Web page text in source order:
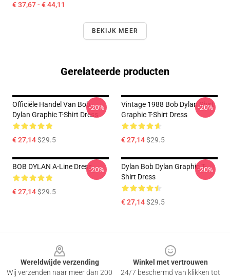
€ 37,67 - € 44,11
BEKIJK MEER
Gerelateerde producten
Officiële Handel Van Bob
Dylan Graphic T-Shirt Dress
€ 27,14$29.5
-20%
Vintage 1988 Bob Dylan Shirt
Graphic T-Shirt Dress
€ 27,14$29.5
-20%
BOB DYLAN A-Line Dress
€ 27,14$29.5
-20%
Dylan Bob Dylan Graphic T-
Shirt Dress
€ 27,14$29.5
-20%
Wereldwijde verzending
Wij verzenden naar meer dan 200
Winkel met vertrouwen
24/7 beschermd van klikken tot